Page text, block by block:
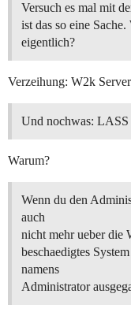
Versuch es mal mit
ist das so eine
eigentlich?
Verzeihung: W2k
Und nochwas:
Warum?
Wenn du den
auch
nicht mehr ueber die
beschaedigtes
namens
Administrator